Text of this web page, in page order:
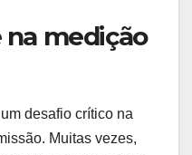
a motivação e
em alta.